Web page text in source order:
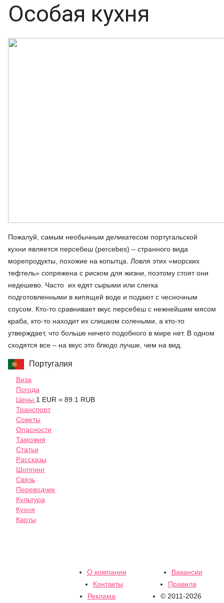
Особая кухня
Пожалуй, самым необычным деликатесом португальской
кухни является персебеш (percebes) – странного вида
морепродукты, похожие на копытца. Ловля этих «морских
тефтель» сопряжена с риском для жизни, поэтому стоят они
недешево. Часто их едят сырыми или слегка
подготовленными в кипящей воде и подают с чесночным
соусом. Кто-то сравнивает вкус персебеш с нежнейшим мясом
краба, кто-то находит их слишком солеными, а кто-то
утверждает, что больше ничего подобного в мире нет. В одном
сходятся все – на вкус это блюдо лучше, чем на вид.
Португалия
Виза
Погода
Цены 1 EUR = 89.1 RUB
Транспорт
Советы
Опасности
Таможня
Статьи
Рассказы
Шоппинг
Связь
Переводчик
Культура
Кухня
Карты
О компании
Вакансии
Контакты
Правила
Реклама
© 2011-2026